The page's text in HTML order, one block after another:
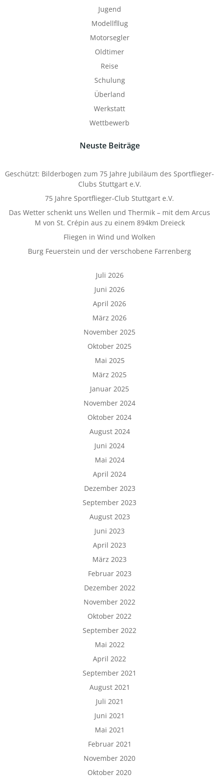
Jugend
Modellfllug
Motorsegler
Oldtimer
Reise
Schulung
Überland
Werkstatt
Wettbewerb
Neuste Beiträge
Geschützt: Bilderbogen zum 75 Jahre Jubiläum des Sportflieger-
Clubs Stuttgart e.V.
75 Jahre Sportflieger-Club Stuttgart e.V.
Das Wetter schenkt uns Wellen und Thermik – mit dem Arcus
M von St. Crépin aus zu einem 894km Dreieck
Fliegen in Wind und Wolken
Burg Feuerstein und der verschobene Farrenberg
Juli 2026
Juni 2026
April 2026
März 2026
November 2025
Oktober 2025
Mai 2025
März 2025
Januar 2025
November 2024
Oktober 2024
August 2024
Juni 2024
Mai 2024
April 2024
Dezember 2023
September 2023
August 2023
Juni 2023
April 2023
März 2023
Februar 2023
Dezember 2022
November 2022
Oktober 2022
September 2022
Mai 2022
April 2022
September 2021
August 2021
Juli 2021
Juni 2021
Mai 2021
Februar 2021
November 2020
Oktober 2020